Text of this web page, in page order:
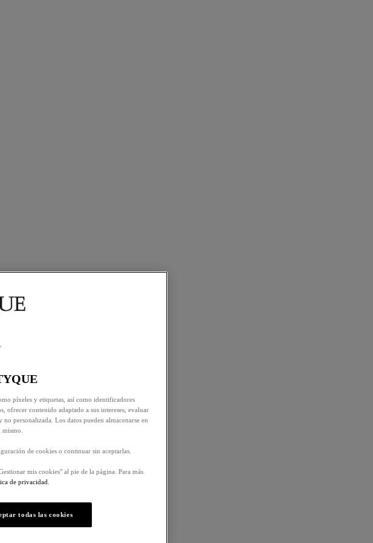
píxeles y etiquetas, así como identificadores
ofrecer contenido adaptado a sus intereses, evaluar
personalizada. Los datos pueden almacenarse en
de cookies o continuar sin aceptarlas.
mis cookies" al pie de la página. Para más
de privacidad.
todas las cookies